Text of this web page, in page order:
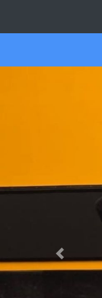
Previous